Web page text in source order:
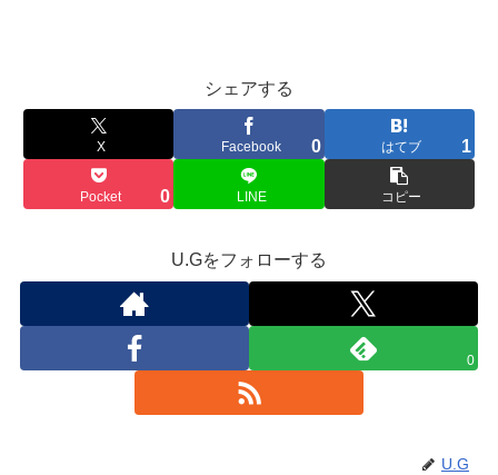
シェアする
X Facebook 0 はてブ 1
Pocket 0 LINE コピー
U.Gをフォローする
0
U.G